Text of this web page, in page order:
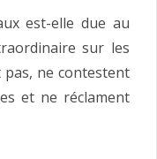
est-elle due au
sur les
pas, ne contestent
et ne réclament